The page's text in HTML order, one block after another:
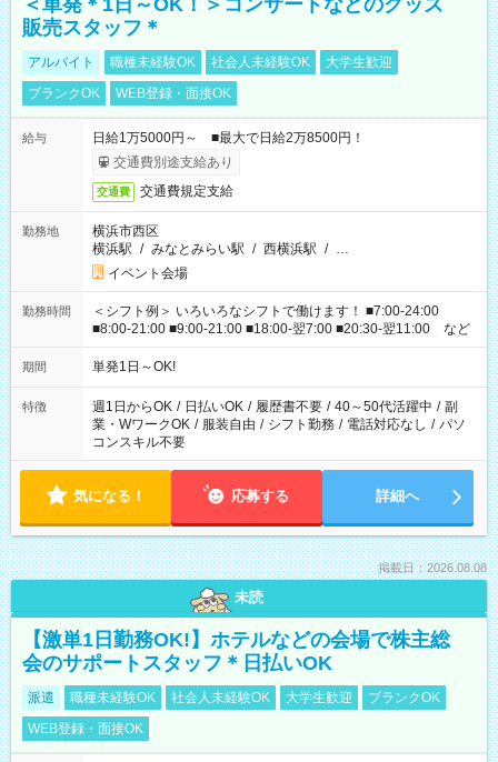
＜単発＊1日～OK！＞コンサートなどのグッズ
販売スタッフ＊
アルバイト 職種未経験OK 社会人未経験OK
大学生歓迎
ブランクOK
WEB登録・面接OK
給与
日給1万5000円～ ■最大で日給2万8500円！
交通費別途支給あり
交通費 交通費規定支給
勤務地
横浜市西区
横浜駅 / みなとみらい駅 / 西横浜駅 / …
イベント会場
勤務時間
＜シフト例＞ いろいろなシフトで働けます！ ■7:00-24:00
■8:00-21:00 ■9:00-21:00 ■18:00-翌7:00 ■20:30-翌11:00 など
期間 単発1日～OK!
特徴 週1日からOK / 日払いOK / 履歴書不要 / 40～50代活躍中 / 副
業・WワークOK / 服装自由 / シフト勤務 / 電話対応なし / パソ
コンスキル不要
気になる！ 応募する 詳細へ
掲載日：2026.08.08
未読
【激単1日勤務OK!】ホテルなどの会場で株主総
会のサポートスタッフ＊日払いOK
派遣 職種未経験OK 社会人未経験OK 大学生歓迎
ブランクOK
WEB登録・面接OK